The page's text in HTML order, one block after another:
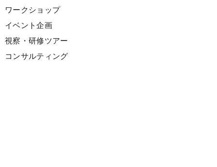
ワークショップ
イベント企画
視察・研修ツアー
コンサルティング